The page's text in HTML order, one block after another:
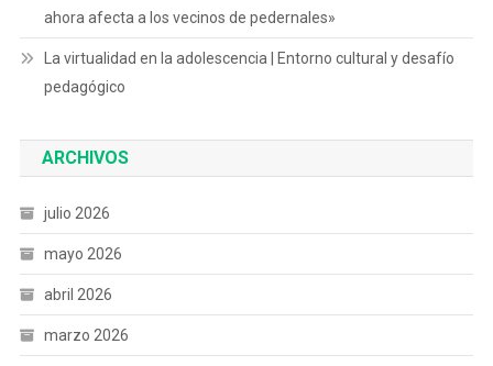
ahora afecta a los vecinos de pedernales»
La virtualidad en la adolescencia | Entorno cultural y desafío
pedagógico
ARCHIVOS
julio 2026
mayo 2026
abril 2026
marzo 2026